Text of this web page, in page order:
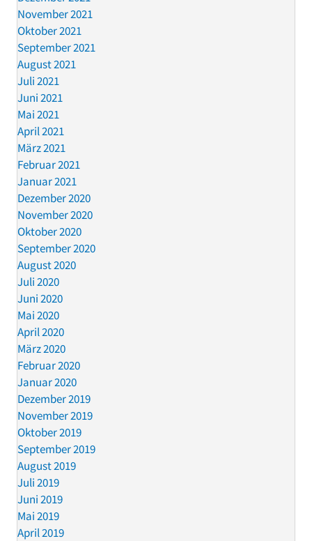
November 2021
Oktober 2021
September 2021
August 2021
Juli 2021
Juni 2021
Mai 2021
April 2021
März 2021
Februar 2021
Januar 2021
Dezember 2020
November 2020
Oktober 2020
September 2020
August 2020
Juli 2020
Juni 2020
Mai 2020
April 2020
März 2020
Februar 2020
Januar 2020
Dezember 2019
November 2019
Oktober 2019
September 2019
August 2019
Juli 2019
Juni 2019
Mai 2019
April 2019